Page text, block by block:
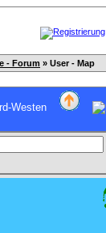
- Forum » User - Map